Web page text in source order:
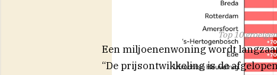
Top 10
Een miljoenenwoning wordt
“De prijsontwikkeling is de